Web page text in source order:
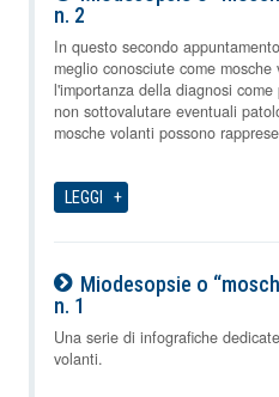
n. 2
08-08-2026
In questo secondo
meglio conosciute come
l'importanza della diagnosi
non sottovalutare eventuali
mosche volanti possono
LEGGI
Miodesopsie o
n. 1
08-08-2026
Una serie di infografiche
volanti.